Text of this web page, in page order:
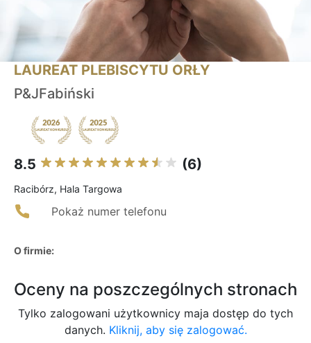
LAUREAT PLEBISCYTU ORŁY
P&JFabiński
8.5 (6)
Racibórz, Hala Targowa
Pokaż numer telefonu
O firmie:
Oceny na poszczególnych stronach
Tylko zalogowani użytkownicy maja dostęp do tych
danych. Kliknij, aby się zalogować.